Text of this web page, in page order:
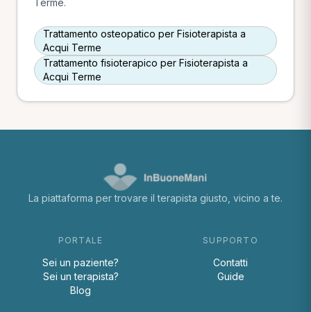
Terme.
Trattamento osteopatico per Fisioterapista a
Acqui Terme
Trattamento fisioterapico per Fisioterapista a
Acqui Terme
La piattaforma per trovare il terapista giusto, vicino a te.
PORTALE
Sei un paziente?
Sei un terapista?
Blog
SUPPORTO
Contatti
Guide